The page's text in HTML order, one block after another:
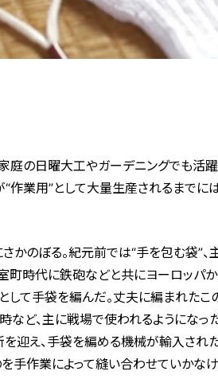
庭の日曜大工やガーデニングでも活躍
作業用”として大量生産されるまでに
かのぼる。紀元前では“手を包む袋”
町時代に鉄砲などと共にヨーロッパ
して手袋を編んだ。丈夫に編まれたこ
ど、主に戦場で使われるようになった
を迎え、手袋を編める機械が輸入され
手作業によって縫い合わせていかな